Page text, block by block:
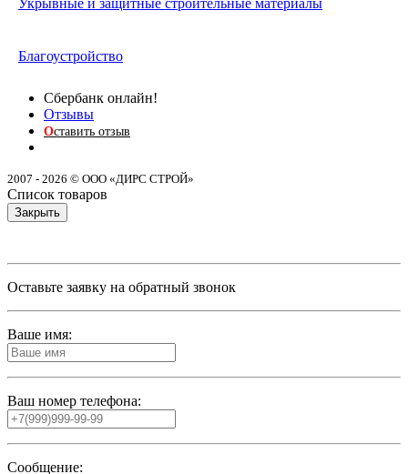
Благоустройство
Сбербанк онлайн!
Отзывы
Оставить отзыв
2007 - 2026 © ООО «ДИРС СТРОЙ»
Список товаров
Закрыть
Оставьте заявку на обратный звонок
Ваше имя:
Ваш номер телефона:
Сообщение: